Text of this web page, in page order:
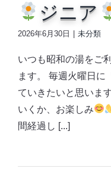
ジニア
2026年6月30日 | 未分類
いつも昭和の湯をご
ます。 毎週火曜日に
ていきたいと思いま
いくか、お楽しみ
間経過し [...]